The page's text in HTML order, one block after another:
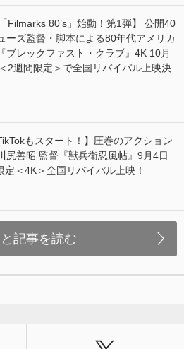
Filmarks 80’s」始動！第1弾】 公開40
ーズ監督・脚本による80年代アメリカ
ブレックファスト・クラブ』4K 10月
2週間限定＞で全国リバイバル上映決
もスタート！】圧巻のアクション
尻善昭 監督『獣兵衛忍風帖』9月4日
定＜4K＞全国リバイバル上映！
記事を読む